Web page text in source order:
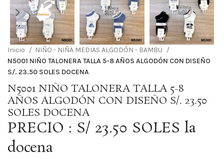
Inicio
NIÑO - NIÑA MEDIAS ALGODÓN - BAMBU
N5001 NIÑO TALONERA TALLA 5-8 AÑOS ALGODÓN CON DISEÑO
S/. 23.50 SOLES DOCENA
N5001 NIÑO TALONERA TALLA 5-8
AÑOS ALGODÓN CON DISEÑO S/. 23.50
SOLES DOCENA
PRECIO : S/ 23.50 SOLES la
docena